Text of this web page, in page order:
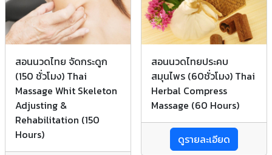
สอนนวดไทย จัดกระดูก
(150 ชั่วโมง) Thai
Massage Whit Skeleton
Adjusting &
Rehabilitation (150
Hours)
สอนนวดไทยประคบ
สมุนไพร (60ชั่วโมง) Thai
Herbal Compress
Massage (60 Hours)
ดูรายละเอียด